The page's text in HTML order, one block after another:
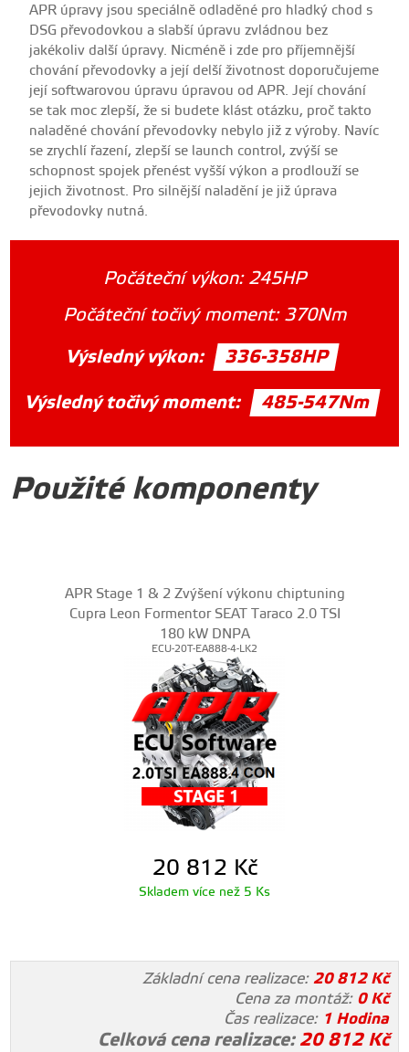
APR úpravy jsou speciálně odladěné pro hladký chod s
DSG převodovkou a slabší úpravu zvládnou bez
jakékoliv další úpravy. Nicméně i zde pro příjemnější
chování převodovky a její delší životnost doporučujeme
její softwarovou úpravu úpravou od APR. Její chování
se tak moc zlepší, že si budete klást otázku, proč takto
naladěné chování převodovky nebylo již z výroby. Navíc
se zrychlí řazení, zlepší se launch control, zvýší se
schopnost spojek přenést vyšší výkon a prodlouží se
jejich životnost. Pro silnější naladění je již úprava
převodovky nutná.
Počáteční výkon: 245HP
Počáteční točivý moment: 370Nm
Výsledný výkon: 336-358HP
Výsledný točivý moment: 485-547Nm
Použité komponenty
APR Stage 1 & 2 Zvýšení výkonu chiptuning
Cupra Leon Formentor SEAT Taraco 2.0 TSI
180 kW DNPA
ECU-20T-EA888-4-LK2
20 812 Kč
Skladem více než 5 Ks
Základní cena realizace:20 812Kč
Cena za montáž: 0Kč
Čas realizace: 1 Hodina
Celková cena realizace: 20 812 Kč